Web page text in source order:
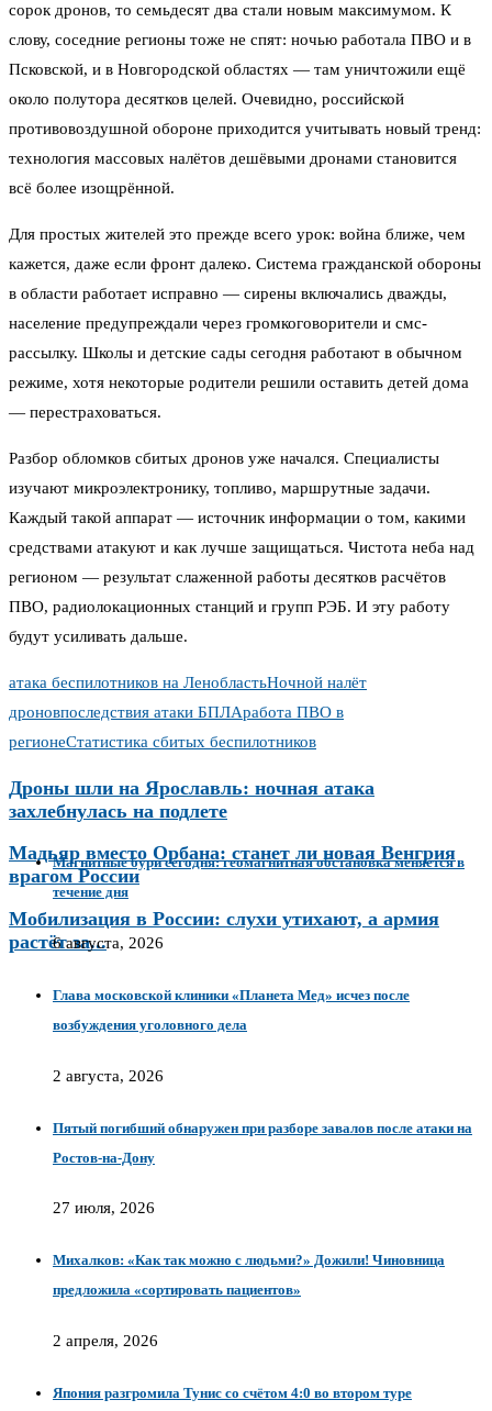
сорок дронов, то семьдесят два стали новым максимумом. К
слову, соседние регионы тоже не спят: ночью работала ПВО и в
Псковской, и в Новгородской областях — там уничтожили ещё
около полутора десятков целей. Очевидно, российской
противовоздушной обороне приходится учитывать новый тренд:
технология массовых налётов дешёвыми дронами становится
всё более изощрённой.
Для простых жителей это прежде всего урок: война ближе, чем
кажется, даже если фронт далеко. Система гражданской обороны
в области работает исправно — сирены включались дважды,
население предупреждали через громкоговорители и смс-
рассылку. Школы и детские сады сегодня работают в обычном
режиме, хотя некоторые родители решили оставить детей дома
— перестраховаться.
Разбор обломков сбитых дронов уже начался. Специалисты
изучают микроэлектронику, топливо, маршрутные задачи.
Каждый такой аппарат — источник информации о том, какими
средствами атакуют и как лучше защищаться. Чистота неба над
регионом — результат слаженной работы десятков расчётов
ПВО, радиолокационных станций и групп РЭБ. И эту работу
будут усиливать дальше.
атака беспилотников на ЛенобластьНочной налёт
дроновпоследствия атаки БПЛАработа ПВО в
регионеСтатистика сбитых беспилотников
Дроны шли на Ярославль: ночная атака
захлебнулась на подлете
Мадьяр вместо Орбана: станет ли новая Венгрия
врагом России
Мобилизация в России: слухи утихают, а армия
растёт за...
Магнитные бури сегодня: геомагнитная обстановка меняется в
течение дня
6 августа, 2026
Глава московской клиники «Планета Мед» исчез после
возбуждения уголовного дела
2 августа, 2026
Пятый погибший обнаружен при разборе завалов после атаки на
Ростов-на-Дону
27 июля, 2026
Михалков: «Как так можно с людьми?» Дожили! Чиновница
предложила «сортировать пациентов»
2 апреля, 2026
Япония разгромила Тунис со счётом 4:0 во втором туре